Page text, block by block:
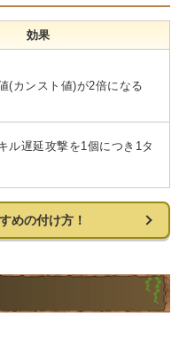
効果
(カンスト値)が2倍になる
ル遅延攻撃を1個につき1タ
めの付け方！